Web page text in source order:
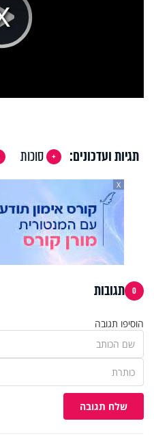
Play
תגיות ועדכונים: סוכות
X
0 תגובות
הוסיפו תגובה
שלח תגובה